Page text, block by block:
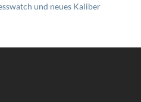
und neues Kaliber